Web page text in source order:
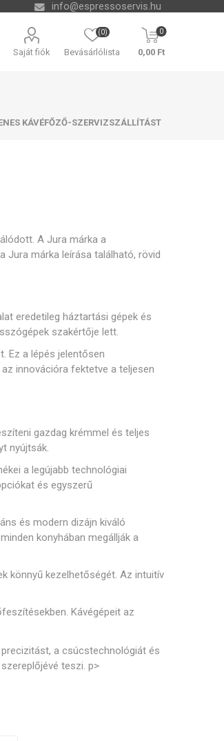
info@espressoservis.hu
Saját fiók Bevásárlólista
(0) 0
0,00 Ft
Kenőanyag
Szivattyúk
Érzékelők és biztosítékok
Professzionális
emelőkaros kávéfőzők
Lamart Miele
KÁVÉFŐZŐ-SZERVIZSZÁLLÍTÁST
A Jura márka a
Jura márka leírása található, rövid
eredetileg háztartási gépek és
szakértője lett.
Ez a lépés jelentősen
innovációra fektetve a teljesen
gazdag krémmel és teljes
nyújtsák.
a legújabb technológiai
és egyszerű
és modern dizájn kiváló
konyhában megállják a
könnyű kezelhetőségét. Az intuitív
Kávégépeit az
a csúcstechnológiát és
teszi. p>